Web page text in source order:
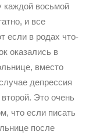
каждой восьмой
и все
если в родах что-
оказались в
вместо
депрессия
Это очень
что если писать
после